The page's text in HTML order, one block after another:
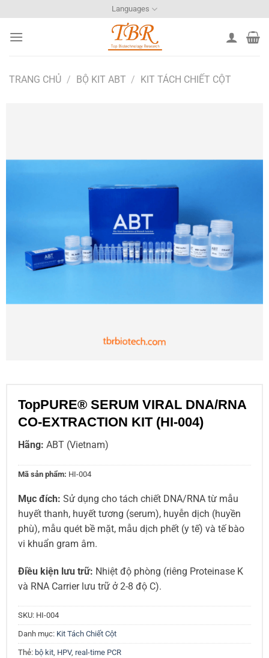
qua
nội
Languages
TRANG CHỦ / BỘ KIT ABT / KIT TÁCH CHIẾT CỘT
TopPURE® SERUM VIRAL DNA/RNA
CO-EXTRACTION KIT (HI-004)
Hãng: ABT (Vietnam)
Mã sản phẩm: HI-004
Mục đích: Sử dụng cho tách chiết DNA/RNA từ mẫu
huyết thanh, huyết tương (serum), huyễn dịch (huyền
phù), mẫu quét bề mặt, mẫu dịch phết (y tế) và tế bào
vi khuẩn gram âm.
Điều kiện lưu trữ: Nhiệt độ phòng (riêng Proteinase K
và RNA Carrier lưu trữ ở 2-8 độ C).
SKU: HI-004
Danh mục: Kit Tách Chiết Cột
Thẻ: bộ kit, HPV, real-time PCR